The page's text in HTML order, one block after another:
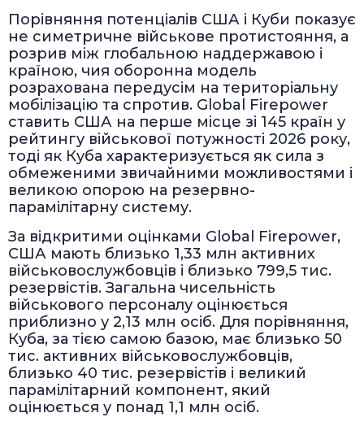
Порівняння потенціалів США і Куби показує
не симетричне військове протистояння, а
розрив між глобальною наддержавою і
країною, чия оборонна модель
розрахована передусім на територіальну
мобілізацію та спротив. Global Firepower
ставить США на перше місце зі 145 країн у
рейтингу військової потужності 2026 року,
тоді як Куба характеризується як сила з
обмеженими звичайними можливостями і
великою опорою на резервно-
парамілітарну систему.
За відкритими оцінками Global Firepower,
США мають близько 1,33 млн активних
військовослужбовців і близько 799,5 тис.
резервістів. Загальна чисельність
військового персоналу оцінюється
приблизно у 2,13 млн осіб. Для порівняння,
Куба, за тією самою базою, має близько 50
тис. активних військовослужбовців,
близько 40 тис. резервістів і великий
парамілітарний компонент, який
оцінюється у понад 1,1 млн осіб.